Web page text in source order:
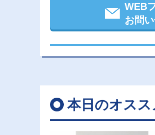
WEB
お問
本日のオス